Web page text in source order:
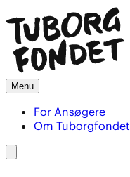
Menu
For Ansøgere
Om Tuborgfondet